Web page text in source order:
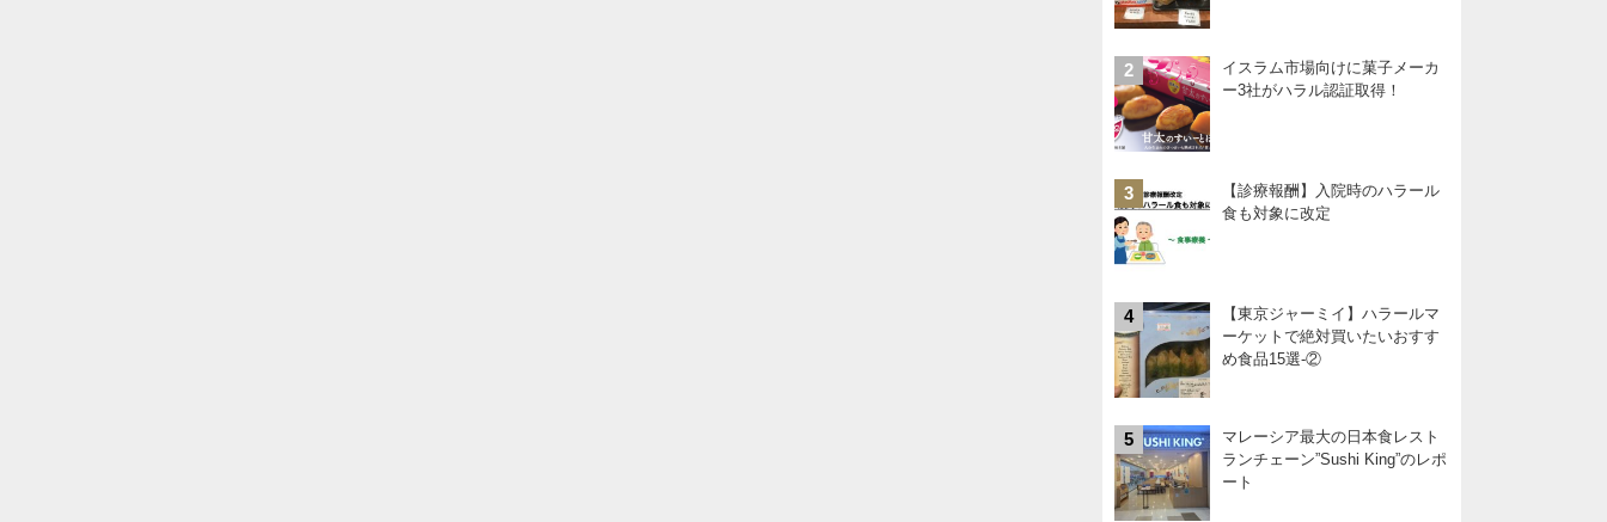
2
イスラム市場向けに菓子メーカ
ー3社がハラル認証取得！
3
【診療報酬】入院時のハラール
食も対象に改定
4
【東京ジャーミイ】ハラールマ
ーケットで絶対買いたいおすす
め食品15選-②
5
マレーシア最大の日本食レスト
ランチェーン”Sushi King”のレポ
ート